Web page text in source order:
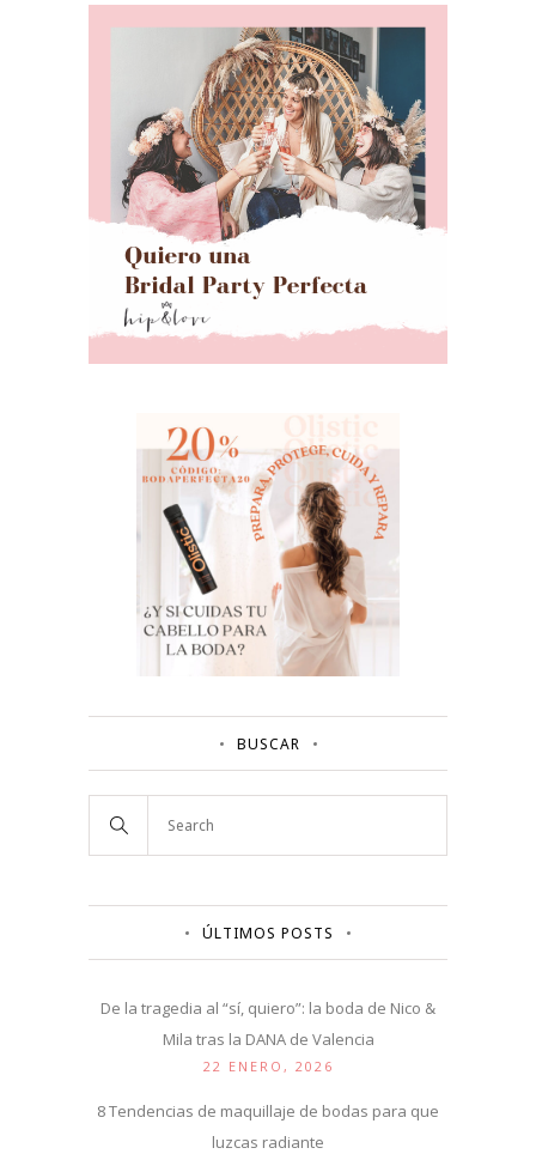
BUSCAR
ÚLTIMOS POSTS
De la tragedia al “sí, quiero”: la boda de Nico &
Mila tras la DANA de Valencia
22 ENERO, 2026
8 Tendencias de maquillaje de bodas para que
luzcas radiante